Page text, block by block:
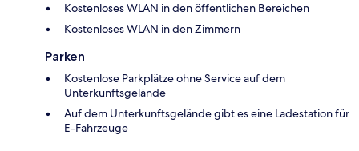
Kostenloses WLAN in den öffentlichen Bereichen
Kostenloses WLAN in den Zimmern
Parken
Kostenlose Parkplätze ohne Service auf dem
Unterkunftsgelände
Auf dem Unterkunftsgelände gibt es eine Ladestation für
E-Fahrzeuge